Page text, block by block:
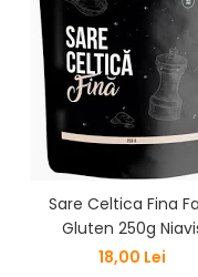
Sare Celtica Fina
Gluten 250g
18,00 Lei